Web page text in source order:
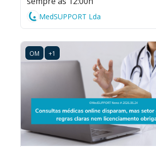
MedSUPPORT Lda
OM +1